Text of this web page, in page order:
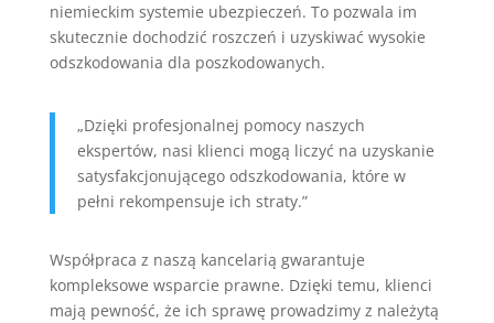
niemieckim systemie ubezpieczeń. To pozwala im
skutecznie dochodzić roszczeń i uzyskiwać wysokie
odszkodowania dla poszkodowanych.
„Dzięki profesjonalnej pomocy naszych
ekspertów, nasi klienci mogą liczyć na uzyskanie
satysfakcjonującego odszkodowania, które w
pełni rekompensuje ich straty.”
Współpraca z naszą kancelarią gwarantuje
kompleksowe wsparcie prawne. Dzięki temu, klienci
mają pewność, że ich sprawę prowadzimy z należytą